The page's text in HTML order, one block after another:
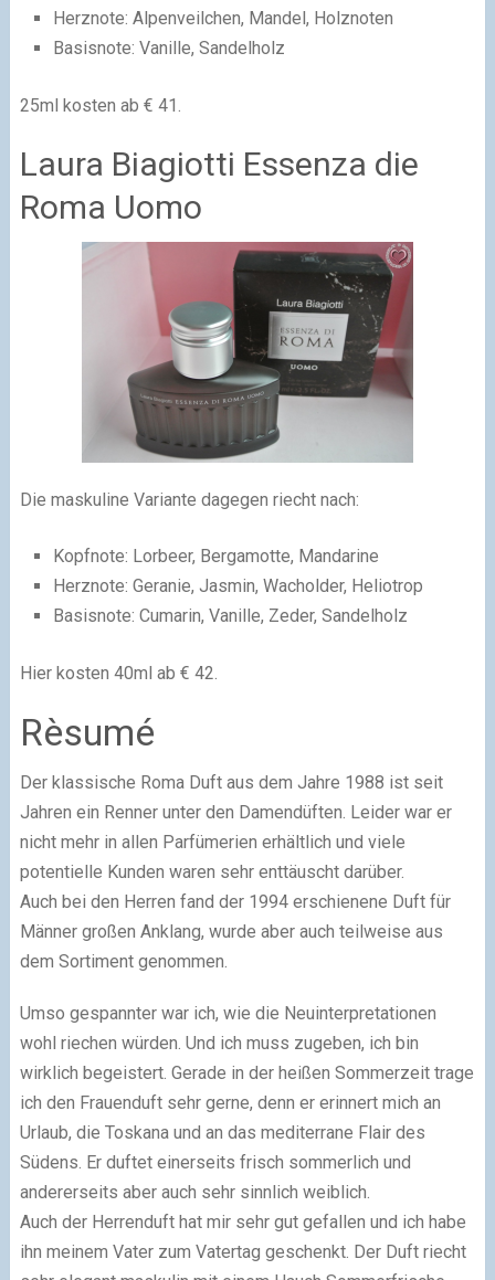
Herznote: Alpenveilchen, Mandel, Holznoten
Basisnote: Vanille, Sandelholz
25ml kosten ab € 41.
Laura Biagiotti Essenza die
Roma Uomo
Die maskuline Variante dagegen riecht nach:
Kopfnote: Lorbeer, Bergamotte, Mandarine
Herznote: Geranie, Jasmin, Wacholder, Heliotrop
Basisnote: Cumarin, Vanille, Zeder, Sandelholz
Hier kosten 40ml ab € 42.
Rèsumé
Der klassische Roma Duft aus dem Jahre 1988 ist seit
Jahren ein Renner unter den Damendüften. Leider war er
nicht mehr in allen Parfümerien erhältlich und viele
potentielle Kunden waren sehr enttäuscht darüber.
Auch bei den Herren fand der 1994 erschienene Duft für
Männer großen Anklang, wurde aber auch teilweise aus
dem Sortiment genommen.
Umso gespannter war ich, wie die Neuinterpretationen
wohl riechen würden. Und ich muss zugeben, ich bin
wirklich begeistert. Gerade in der heißen Sommerzeit trage
ich den Frauenduft sehr gerne, denn er erinnert mich an
Urlaub, die Toskana und an das mediterrane Flair des
Südens. Er duftet einerseits frisch sommerlich und
andererseits aber auch sehr sinnlich weiblich.
Auch der Herrenduft hat mir sehr gut gefallen und ich habe
ihn meinem Vater zum Vatertag geschenkt. Der Duft riecht